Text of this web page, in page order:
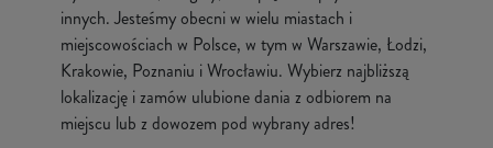
innych. Jesteśmy obecni w wielu miastach i
miejscowościach w Polsce, w tym w Warszawie, Łodzi,
Krakowie, Poznaniu i Wrocławiu. Wybierz najbliższą
lokalizację i zamów ulubione dania z odbiorem na
miejscu lub z dowozem pod wybrany adres!